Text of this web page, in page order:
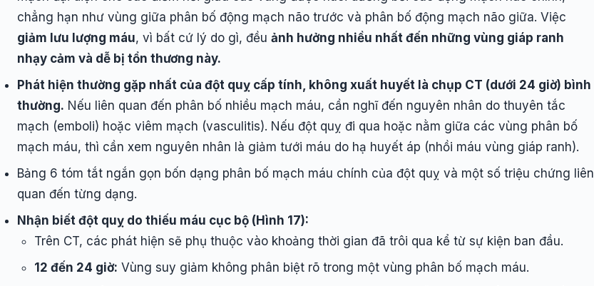
chẳng hạn như vùng giữa phân bố động mạch não trước và phân bố động mạch não giữa. Việc
giảm lưu lượng máu, vì bất cứ lý do gì, đều ảnh hưởng nhiều nhất đến những vùng giáp ranh
nhạy cảm và dễ bị tổn thương này.
Phát hiện thường gặp nhất của đột quỵ cấp tính, không xuất huyết là chụp CT (dưới 24 giờ) bình
thường. Nếu liên quan đến phân bố nhiều mạch máu, cần nghĩ đến nguyên nhân do thuyên tắc
mạch (emboli) hoặc viêm mạch (vasculitis). Nếu đột quỵ đi qua hoặc nằm giữa các vùng phân bố
mạch máu, thì cần xem nguyên nhân là giảm tưới máu do hạ huyết áp (nhồi máu vùng giáp ranh).
Bảng 6 tóm tắt ngắn gọn bốn dạng phân bố mạch máu chính của đột quỵ và một số triệu chứng liên
quan đến từng dạng.
Nhận biết đột quỵ do thiếu máu cục bộ (Hình 17):
Trên CT, các phát hiện sẽ phụ thuộc vào khoảng thời gian đã trôi qua kể từ sự kiện ban đầu.
12 đến 24 giờ: Vùng suy giảm không phân biệt rõ trong một vùng phân bố mạch máu.